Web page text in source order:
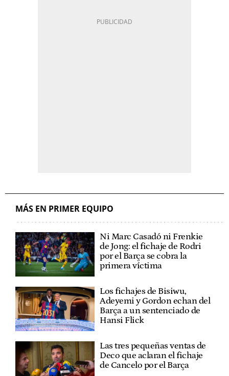
MÁS EN PRIMER EQUIPO
Ni Marc Casadó ni Frenkie
de Jong: el fichaje de Rodri
por el Barça se cobra la
primera víctima
Los fichajes de Bisiwu,
Adeyemi y Gordon echan del
Barça a un sentenciado de
Hansi Flick
Las tres pequeñas ventas de
Deco que aclaran el fichaje
de Cancelo por el Barça